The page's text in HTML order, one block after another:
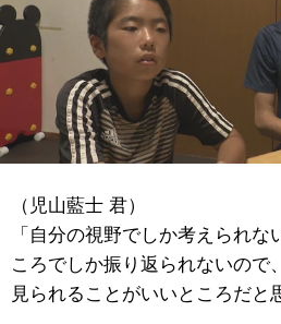
（児山藍士 君）
「自分の視野でしか考えられな
ころでしか振り返られないので
見られることがいいところだと